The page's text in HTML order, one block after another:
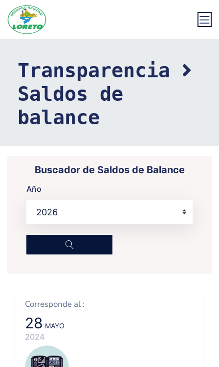
Transparencia
Saldos de
balance
Buscador de Saldos de Balance
Año
Corresponde al :
28 MAYO
2024